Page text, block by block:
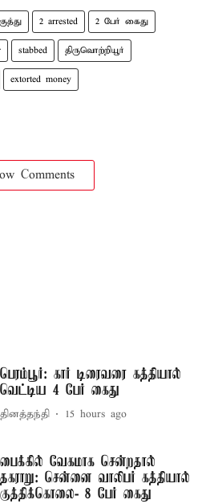
2 arrested 2 பேர் கைது
stabbed திருவொற்றியூர்
extorted money
Comments
பெரம்பூர்: கார் டிரைவரை கத்தியால்
வெட்டிய 4 பேர் கைது
தினத்தந்தி 15 hours ago
பைக்கில் வேகமாக சென்றதால்
தகராறு: சென்னை வாலிபர் கத்தியால்
குத்திக்கொலை- 8 பேர் கைது